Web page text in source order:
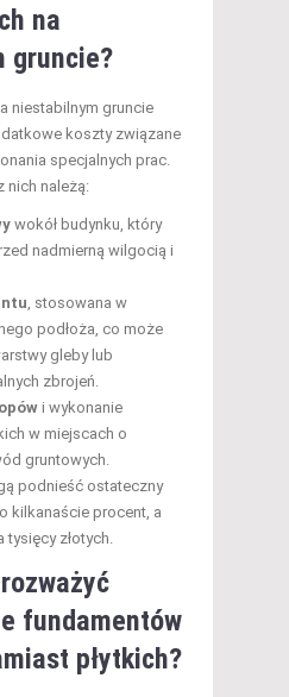
na
gruncie?
niestabilnym gruncie
koszty związane
specjalnych prac.
nich należą:
wokół budynku, który
nadmierną wilgocią i
, stosowana w
podłoża, co może
gleby lub
zbrojeń.
i wykonanie
w miejscach o
gruntowych.
podnieść ostateczny
kilkanaście procent, a
złotych.
fundamentów
płytkich?